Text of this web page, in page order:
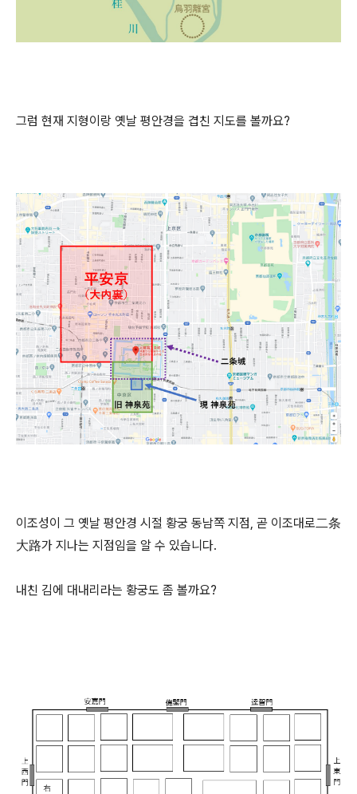
그럼 현재 지형이랑 옛날 평안경을 겹친 지도를 볼까요?
이조성이 그 옛날 평안경 시절 황궁 동남쪽 지점, 곧 이조대로二条
大路가 지나는 지점임을 알 수 있습니다.
내친 김에 대내리라는 황궁도 좀 볼까요?